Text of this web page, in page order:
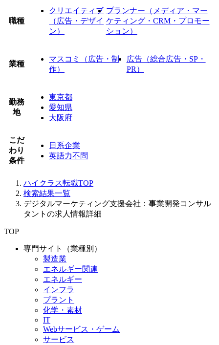
職種
クリエイティブ
（広告・デザイ
ン）
プランナー（メディア・マー
ケティング・CRM・プロモー
ション）
業種
マスコミ（広告・制
作）
広告（総合広告・SP・
PR）
勤務
地
東京都
愛知県
大阪府
こだ
わり
条件
日系企業
英語力不問
ハイクラス転職TOP
検索結果一覧
デジタルマーケティング支援会社：事業開発コンサル
タントの求人情報詳細
TOP
専門サイト（業種別）
製造業
エネルギー関連
エネルギー
インフラ
プラント
化学・素材
IT
Webサービス・ゲーム
サービス